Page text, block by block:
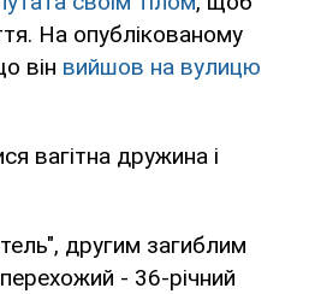
На опублікованому
він вийшов на вулицю
вагітна дружина і
другим загиблим
- 36-річний